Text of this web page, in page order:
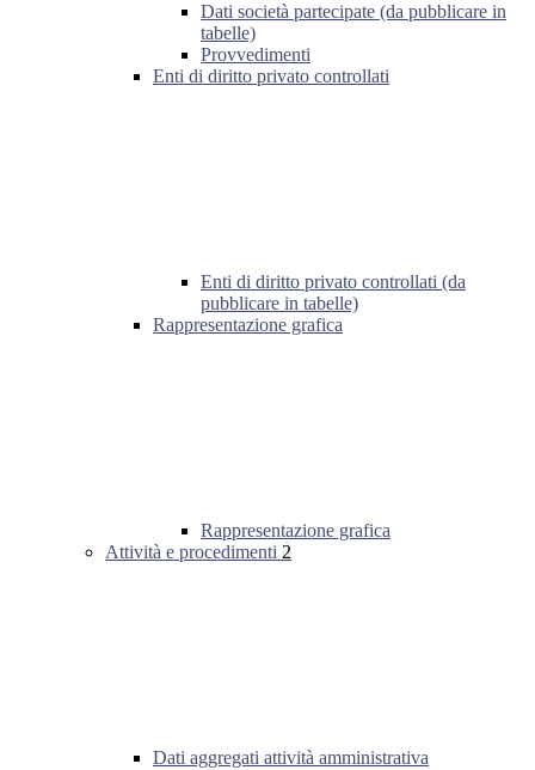
Dati società partecipate (da pubblicare in
tabelle)
Provvedimenti
Enti di diritto privato controllati
Enti di diritto privato controllati (da
pubblicare in tabelle)
Rappresentazione grafica
Rappresentazione grafica
Attività e procedimenti 2
Dati aggregati attività amministrativa